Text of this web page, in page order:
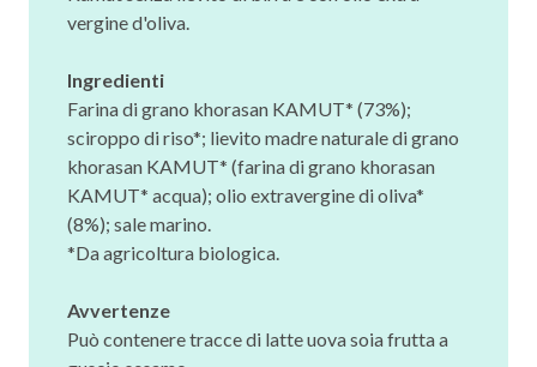
vergine d'oliva.
Ingredienti
Farina di grano khorasan KAMUT* (73%);
sciroppo di riso*; lievito madre naturale di grano
khorasan KAMUT* (farina di grano khorasan
KAMUT* acqua); olio extravergine di oliva*
(8%); sale marino.
*Da agricoltura biologica.
Avvertenze
Può contenere tracce di latte uova soia frutta a